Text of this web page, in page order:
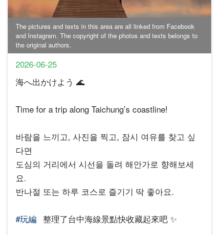
The pictures and texts in this area are all linked from Facebook
and Instagram. The copyright of the photos and texts belongs to
the original authors.
2026-06-25
海へ出かけよう 🌊
Time for a trip along Taichung’s coastline!
바람을 느끼고, 사진을 찍고, 잠시 여유를 찾고 싶
다면
도심의 거리에서 시선을 돌려 해안가로 향해보세
요.
반나절 또는 하루 코스로 즐기기 딱 좋아요.
#玩編 整理了台中海線景點快收藏起來吧 ✨